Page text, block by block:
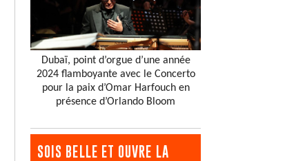
Dubaï, point d’orgue d’une année
2024 flamboyante avec le Concerto
pour la paix d’Omar Harfouch en
présence d’Orlando Bloom
SOIS BELLE ET OUVRE LA